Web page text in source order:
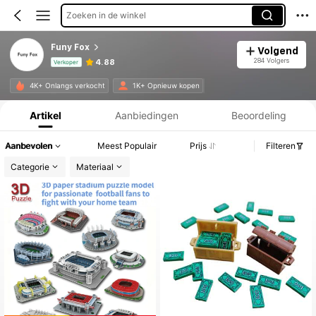
Zoeken in de winkel
Funy Fox
Verkoper 4.88
Volgend
284 Volgers
4K+ Onlangs verkocht 1K+ Opnieuw kopen
Productinformatie: Prijsopenbaring, Verkoop- en Voorraadgegevens.
Artikel Aanbiedingen Beoordeling
Aanbevolen Meest Populair Prijs
Filteren
Categorie
Materiaal